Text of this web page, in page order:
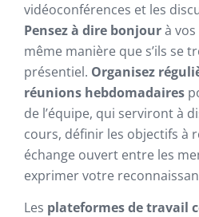
vidéoconférences et les
Pensez à dire bonjourà
même manière que s’ils se
présentiel. Organisez
réunions hebdomadaires
de l’équipe, qui serviront à
cours, définir les objectifs à
échange ouvert entre les
exprimer votre
Les plateformes de travail